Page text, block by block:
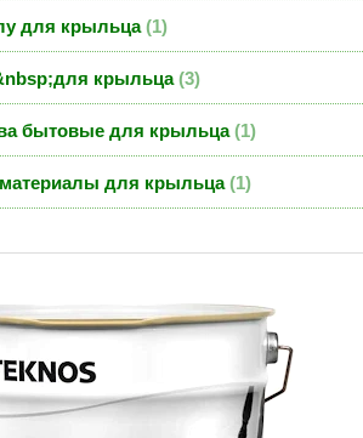
для крыльца 1
крыльца 3
бытовые для крыльца 1
для крыльца 1